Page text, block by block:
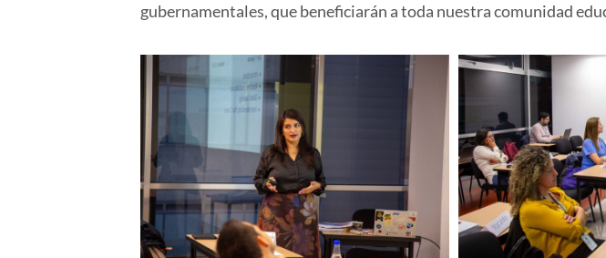
gubernamentales, que beneficiarán a toda nuestra comunidad